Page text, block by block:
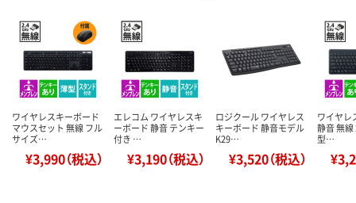
ワイヤレスキーボード
マウスセット 無線 フル
サイズ…
¥3,990（税込）
エレコム ワイヤレスキ
ーボード 静音 テンキー
付き …
¥3,190（税込）
ロジクール ワイヤレス
キーボード 静音モデル
K29…
¥3,520（税込）
ワイヤレ
静音 無線
型…